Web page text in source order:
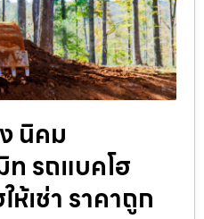
นิคม
รถแบคโฮ
ห้เช่า ราคาถูก